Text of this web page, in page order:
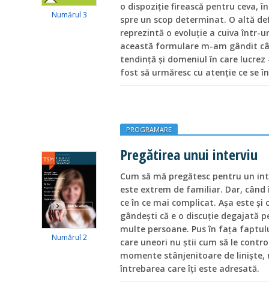
Numărul 3
o dispoziție firească pentru ceva,
spre un scop determinat. O altă
reprezintă o evoluție a cuiva într-
această formulare m-am gândit
tendință și domeniul în care lucrez
fost să urmăresc cu atenție ce se
Numărul 2
PROGRAMARE
Pregătirea unui interviu
Cum să mă pregătesc pentru un
este extrem de familiar. Dar, când
ce în ce mai complicat. Așa este
gândești că e o discuție degajată
multe persoane. Pus în fața
care uneori nu știi cum să le
momente stânjenitoare de liniște,
întrebarea care îți este adresată.